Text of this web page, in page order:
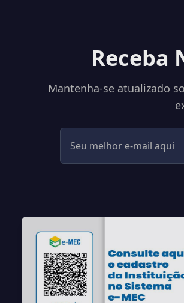
Receba
Mantenha-se atualizado